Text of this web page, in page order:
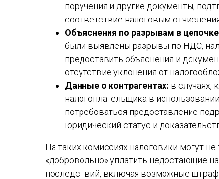
поручения и другие документы,
соответствие налоговым
Объяснения по разрывам в
были выявлены разрывы по НДС,
предоставить объяснения и
отсутствие уклонения от
Данные о контрагентах: в случаях,
налогоплательщика в
потребоваться предоставление
юридический статус и
На таких комиссиях налоговики могут
«добровольно» уплатить недостающие
последствий, включая возможные